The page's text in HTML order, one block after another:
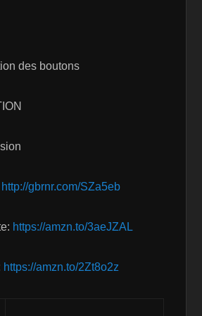
des boutons
http://gbrnr.com/SZa5eb
https://amzn.to/3aeJZAL
https://amzn.to/2Zt8o2z